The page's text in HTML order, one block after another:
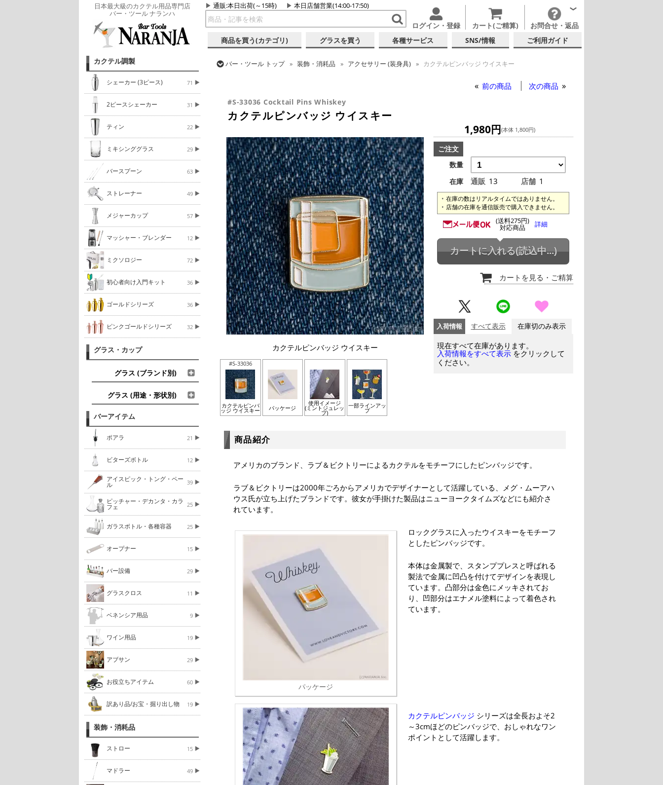
日本最大級のカクテル用品専門店
バー・ツール ナランハ
通販:本日出荷(～15時) 本日店舗営業(14:00-17:50)
ログイン・登録 カート(ご精算) お問合せ・返品
商品を買う(カテゴリ) グラスを買う 各種サービス SNS/情報 ご利用ガイド
カクテル調製
シェーカー (3ピース) 71
2ピースシェーカー 31
ティン 22
ミキシンググラス 29
バースプーン 63
ストレーナー 49
メジャーカップ 57
マッシャー・ブレンダー 12
ミクソロジー 72
初心者向け入門キット 36
ゴールドシリーズ 36
ピンクゴールドシリーズ 32
グラス・カップ
グラス (ブランド別)
グラス (用途・形状別)
バーアイテム
ポアラ 21
ビターズボトル 12
アイスピック・トング・ペー
ル 39
ピッチャー・デカンタ・カラ
フェ 25
ガラスボトル・各種容器 25
オープナー 15
バー設備 29
グラスクロス 11
ベネンシア用品 9
ワイン用品 19
アブサン 29
お役立ちアイテム 60
訳あり品/お宝・掘り出し物 19
装飾・消耗品
ストロー 15
マドラー 49
バー・ツール トップ 装飾・消耗品 アクセサリー (装身具)
カクテルピンバッジ ウイスキー
前の商品 次の商品
#S-33036 Cocktail Pins Whiskey
カクテルピンバッジ ウイスキー
カクテルピンバッジ ウイスキー
#S-33036
カクテルピンバ
ッジ ウイスキー パッケージ
使用イメージ
(ミントジュレッ
プ)
一部ラインアッ
プ
1,980円(本体 1,800円)
ご注文
数量
在庫
通販 13 店舗 1
在庫の数はリアルタイムではありません。
店舗の在庫を通信販売で購入できません。
(送料275円)
対応商品 詳細
カートに入れる(読込中...)
カートを見る ・ご精算
入荷情報 すべて表示 在庫切のみ表示
現在すべて在庫があります。
入荷情報をすべて表示 をクリックして
ください。
商品紹介
アメリカのブランド、ラブ＆ビクトリーによるカクテルをモチーフにしたピンバッジです。
ラブ＆ビクトリーは2000年ごろからアメリカでデザイナーとして活躍している、メグ・ムーアハ
ウス氏が立ち上げたブランドです。彼女が手掛けた製品はニューヨークタイムズなどにも紹介さ
れています。
パッケージ
ロックグラスに入ったウイスキーをモチーフ
としたピンバッジです。
本体は金属製で、スタンププレスと呼ばれる
製法で金属に凹凸を付けてデザインを表現し
ています。凸部分は金色にメッキされてお
り、凹部分はエナメル塗料によって着色され
ています。
カクテルピンバッジ シリーズは全長およそ2
～3cmほどのピンバッジで、おしゃれなワン
ポイントとして活躍します。